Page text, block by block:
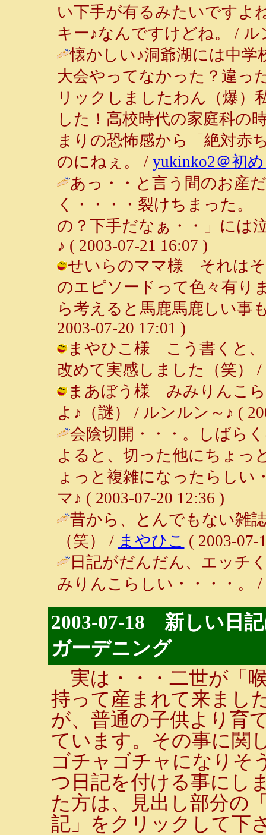
い下手が有るみたいですよ
キー♪なんですけどね。 / ル
懐かしい♪洞爺湖には中学
大会やってなかった？違っ
リックしましたわん（爆）
した！高校時代の家庭科の
まりの恐怖感から「絶対赤
のにねぇ。 / yukinko2＠初
あっ・・と言う間のお産
く・・・・裂けちまった
の？下手だなぁ・・」には
♪ ( 2003-07-21 16:07 )
せいらのママ様 それはそ
のエピソードって色々有り
ら考えると馬鹿馬鹿しい事
2003-07-20 17:01 )
まやひこ様 こう書くと、
改めて実感しました（笑） /
まあぼう様 みみりんこら
よ♪（謎） / ルンルン～♪ (
会陰切開・・・。しばら
よると、切った他にちょっ
ょっと複雑になったらしい
マ♪ ( 2003-07-20 12:36 )
昔から、とんでもない雑
（笑） / まやひこ ( 2003-07-
日記がだんだん、エッチ
みりんこらしい・・・・。 /
2003-07-18 新しい日
ガーデニング
実は・・・二世が「
持って産まれて来まし
が、普通の子供より育
ています。その事に関
ゴチャゴチャになりそ
つ日記を付ける事にし
た方は、見出し部分の
記」をクリックして下